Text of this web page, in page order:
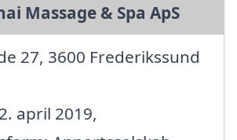
Massage & Spa ApS
27, 3600 Frederikssund
april 2019,